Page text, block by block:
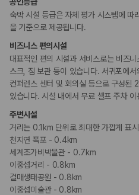
휠체어 이용 가능 화장실
휠체어로 이용 가능
흡연 시설
지정 흡연 구역
숙박 시설 등급은 자체 평가 시스템에
을 기준으로 제공됩니다.
비즈니스 편의시설
대표적인 편의 시설과 서비스로는 비즈
스크, 짐 보관 등이 있습니다. 서귀포에
컨퍼런스 센터 및 회의실 등으로 구성된
있습니다. 시설 내에서 무료 셀프 주차 이
주변시설
거리는 0.1km 단위로 최대한 가깝게 표
천지연 폭포 - 0.4km
세계조가비박물관 - 0.7km
이중섭거리 - 0.8km
걸매생태공원 - 0.8km
이중섭미술관 - 0.8km